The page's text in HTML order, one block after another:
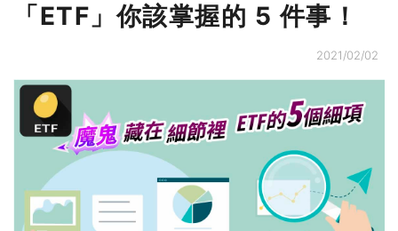
「ETF」你該掌握的 5 件事！
2021/02/02